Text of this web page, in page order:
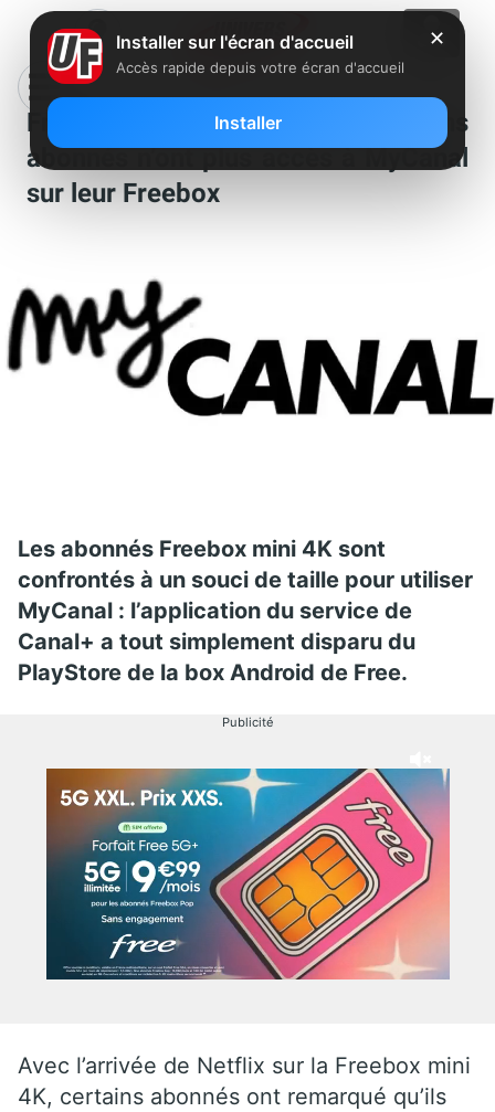
Freebox mini 4K: pourquoi certains
abonnés n’ont plus accès à MyCanal
sur leur Freebox
Les abonnés Freebox mini 4K sont
confrontés à un souci de taille pour utiliser
MyCanal : l’application du service de
Canal+ a tout simplement disparu du
PlayStore de la box Android de Free.
Publicité
Avec l’arrivée de Netflix sur la Freebox mini
4K, certains abonnés ont remarqué qu’ils
✕
Installer sur l'écran d'accueil
Accès rapide depuis votre écran d'accueil
Installer